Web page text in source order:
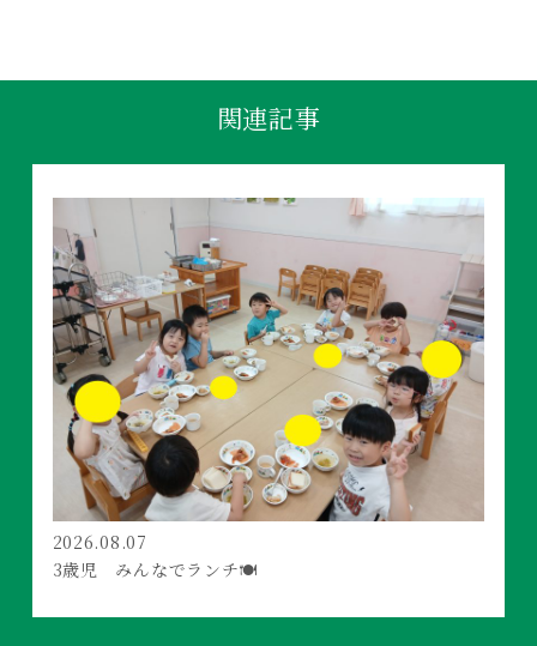
関連記事
2026.08.07
3歳児 みんなでランチ🍽️